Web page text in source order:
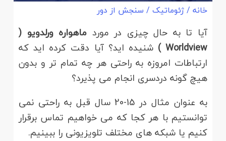
خانه /ژئوماتیک / سنجش از دور
آیا تا به حال چیزی در مورد ماهوارهورلدویو (
Worldview )
شنیده اید؟ آیا دقت کرده اید که
ارتباطات امروزه به راحتی هر چه تمام تر و بدون
هیچ گونه دردسری انجام می پذیرد؟
به عنوان مثال در 15-20 سال قبل به راحتی نمی
توانستیم با هر کجا که می خواهیم تماس برقرار
کنیم یا شبکه های مختلف تلویزیونی را ببینیم.